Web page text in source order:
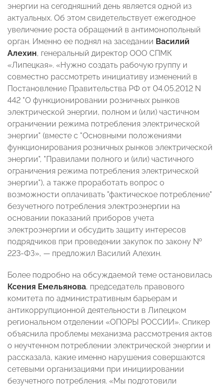
энергии на сегодняшний день является одной из
актуальных. Об этом свидетельствует ежегодное
увеличение роста обращений в антимонопольный
орган. Именно ее поднял на заседании Василий
Алехин, генеральный директор ООО СПМК
«Липецкая». «Нужно создать рабочую группу и
совместно рассмотреть инициативу изменений в
Постановление Правительства РФ от 04.05.2012 N
442 "О функционировании розничных рынков
электрической энергии, полном и (или) частичном
ограничении режима потребления электрической
энергии" (вместе с "Основными положениями
функционирования розничных рынков электрической
энергии", "Правилами полного и (или) частичного
ограничения режима потребления электрической
энергии"), а также проработать вопрос о
возможности оплачивать "фактическое потребление"
безучетного потребления электроэнергии на
основании показаний приборов учета
электроэнергии и обсудить защиту интересов
подрядчиков при проведении закупок по закону №
223-ФЗ», — предложил Василий Алехин.
Более подробно на обсуждаемой теме остановилась
Ксения Емельянова, председатель правового
комитета по административным барьерам и
антикоррупционной деятельности в Липецком
региональном отделении «ОПОРЫ РОССИИ». Спикер
объяснила проблемы механизма рассмотрения актов
о неучтенном потреблении электрической энергии и
рассказала, какие именно нарушения совершаются
сетевыми организациями при инициировании
безучетного потребления. «Мы подготовили